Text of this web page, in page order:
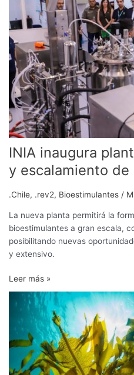
INIA inaugura
y escalamiento
.Chile, .rev2, Bioestimulantes /
La nueva planta permitirá la
bioestimulantes a gran escala,
posibilitando nuevas
y extensivo.
la
producción
y
escalamiento
de
bioinsumos
Leer más »
Herramientas
para
enfrentar
estrés